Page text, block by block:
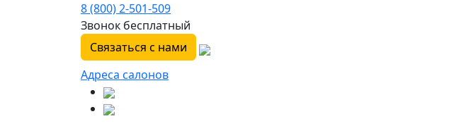
8 (800) 2-501-509
Звонок бесплатный
Связаться с нами
Адреса салонов